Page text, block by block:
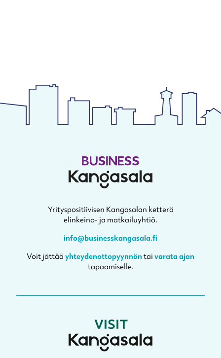
Yrityspositiivisen Kangasalan ketterä
elinkeino- ja matkailuyhtiö.
info@businesskangasala.fi
Voit jättääyhteydenottopyynnöntaivarata ajan
tapaamiselle.